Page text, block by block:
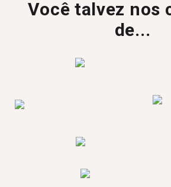
Você talvez nos
de...